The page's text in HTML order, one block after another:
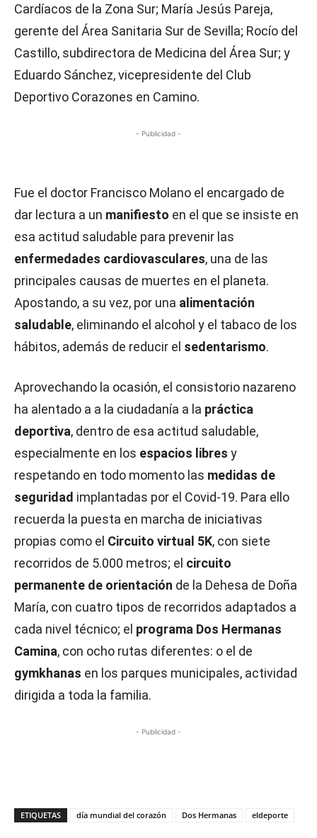
Cardíacos de la Zona Sur; María Jesús Pareja,
gerente del Área Sanitaria Sur de Sevilla; Rocío del
Castillo, subdirectora de Medicina del Área Sur; y
Eduardo Sánchez, vicepresidente del Club
Deportivo Corazones en Camino.
- Publicidad -
Fue el doctor Francisco Molano el encargado de
dar lectura a un manifiesto en el que se insiste en
esa actitud saludable para prevenir las
enfermedades cardiovasculares, una de las
principales causas de muertes en el planeta.
Apostando, a su vez, por una alimentación
saludable, eliminando el alcohol y el tabaco de los
hábitos, además de reducir el sedentarismo.
Aprovechando la ocasión, el consistorio nazareno
ha alentado a a la ciudadanía a la práctica
deportiva, dentro de esa actitud saludable,
especialmente en los espacios libres y
respetando en todo momento las medidas de
seguridad implantadas por el Covid-19. Para ello
recuerda la puesta en marcha de iniciativas
propias como el Circuito virtual 5K, con siete
recorridos de 5.000 metros; el circuito
permanente de orientación de la Dehesa de Doña
María, con cuatro tipos de recorridos adaptados a
cada nivel técnico; el programa Dos Hermanas
Camina, con ocho rutas diferentes: o el de
gymkhanas en los parques municipales, actividad
dirigida a toda la familia.
- Publicidad -
ETIQUETAS día mundial del corazón Dos Hermanas eldeporte